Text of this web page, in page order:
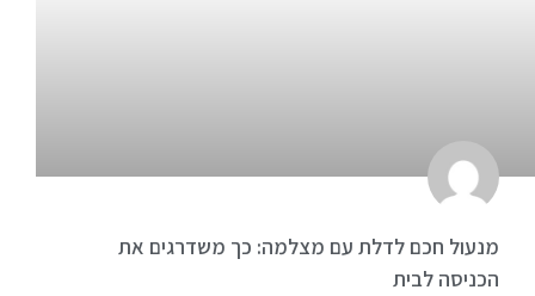
מנעול חכם לדלת עם מצלמה: כך משדרגים את
הכניסה לבית